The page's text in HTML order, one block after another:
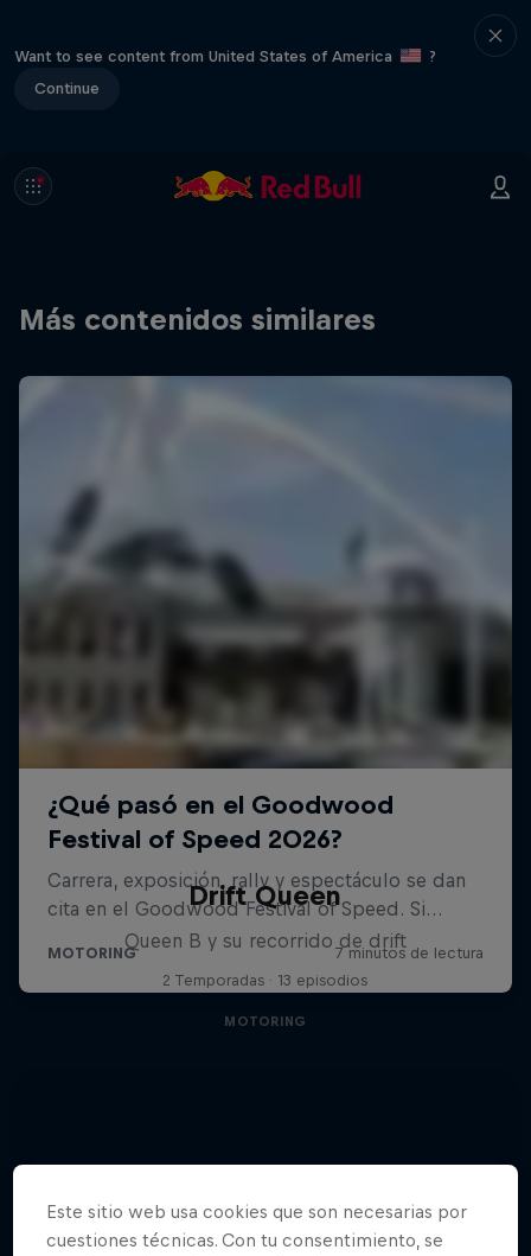
Want to see content from United States of America
?
Continue
Más contenidos similares
Drift Queen
Queen B y su recorrido de drift
2 Temporadas · 13 episodios
MOTORING
Este sitio web usa cookies que son necesarias por
cuestiones técnicas. Con tu consentimiento, se